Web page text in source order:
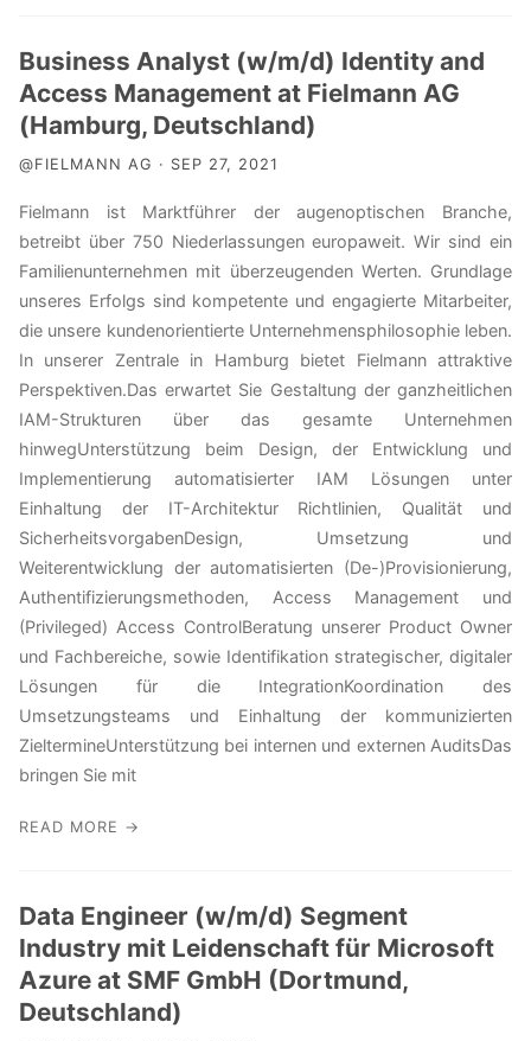
Business Analyst (w/m/d) Identity and
Access Management at Fielmann AG
(Hamburg, Deutschland)
@FIELMANN AG · SEP 27, 2021
Fielmann ist Marktführer der augenoptischen Branche,
betreibt über 750 Niederlassungen europaweit. Wir sind ein
Familienunternehmen mit überzeugenden Werten. Grundlage
unseres Erfolgs sind kompetente und engagierte Mitarbeiter,
die unsere kundenorientierte Unternehmensphilosophie leben.
In unserer Zentrale in Hamburg bietet Fielmann attraktive
Perspektiven.Das erwartet Sie Gestaltung der ganzheitlichen
IAM-Strukturen über das gesamte Unternehmen
hinwegUnterstützung beim Design, der Entwicklung und
Implementierung automatisierter IAM Lösungen unter
Einhaltung der IT-Architektur Richtlinien, Qualität und
SicherheitsvorgabenDesign, Umsetzung und
Weiterentwicklung der automatisierten (De-)Provisionierung,
Authentifizierungsmethoden, Access Management und
(Privileged) Access ControlBeratung unserer Product Owner
und Fachbereiche, sowie Identifikation strategischer, digitaler
Lösungen für die IntegrationKoordination des
Umsetzungsteams und Einhaltung der kommunizierten
ZieltermineUnterstützung bei internen und externen AuditsDas
bringen Sie mit
READ MORE →
Data Engineer (w/m/d) Segment
Industry mit Leidenschaft für Microsoft
Azure at SMF GmbH (Dortmund,
Deutschland)